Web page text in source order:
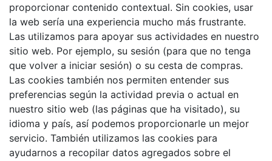
proporcionar contenido contextual. Sin cookies, usar
la web sería una experiencia mucho más frustrante.
Las utilizamos para apoyar sus actividades en nuestro
sitio web. Por ejemplo, su sesión (para que no tenga
que volver a iniciar sesión) o su cesta de compras.
Las cookies también nos permiten entender sus
preferencias según la actividad previa o actual en
nuestro sitio web (las páginas que ha visitado), su
idioma y país, así podemos proporcionarle un mejor
servicio. También utilizamos las cookies para
ayudarnos a recopilar datos agregados sobre el